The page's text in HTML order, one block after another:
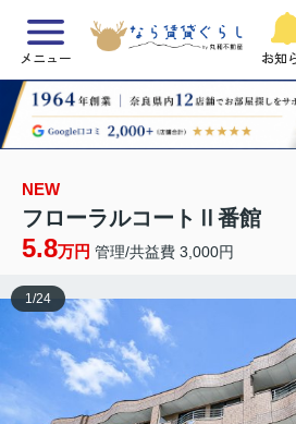
メニュー お知
NEW
フローラルコートⅡ番館
5.8万円 管理/共益費 3,000円
1/24